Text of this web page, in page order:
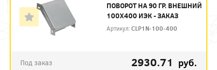
ПОВОРОТ НА 90 ГР. ВНЕШНИЙ
100Х400 ИЭК - ЗАКАЗ
Артикул:CLP1N-100-400
Под заказ 2930.71 руб.